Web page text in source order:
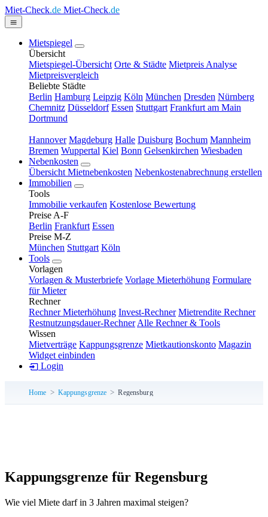
Miet-Check.de Miet-Check.de
Mietspiegel
Übersicht
Mietspiegel-Übersicht Orte & Städte Mietpreis Analyse
Mietpreisvergleich
Beliebte Städte
Berlin Hamburg Leipzig Köln München Dresden Nürnberg
Chemnitz Düsseldorf Essen Stuttgart Frankfurt am Main
Dortmund
Hannover Magdeburg Halle Duisburg Bochum Mannheim
Bremen Wuppertal Kiel Bonn Gelsenkirchen Wiesbaden
Nebenkosten
Übersicht Mietnebenkosten Nebenkostenabrechnung erstellen
Immobilien
Tools
Immobilie verkaufen Kostenlose Bewertung
Preise A-F
Berlin Frankfurt Essen
Preise M-Z
München Stuttgart Köln
Tools
Vorlagen
Vorlagen & Musterbriefe Vorlage Mieterhöhung Formulare
für Mieter
Rechner
Rechner Mieterhöhung Invest-Rechner Mietrendite Rechner
Restnutzungsdauer-Rechner Alle Rechner & Tools
Wissen
Mietverträge Kappungsgrenze Mietkautionskonto Magazin
Widget einbinden
Login
Home Kappungsgrenze Regensburg
Kappungsgrenze für Regensburg
Wie viel Miete darf in 3 Jahren maximal steigen?